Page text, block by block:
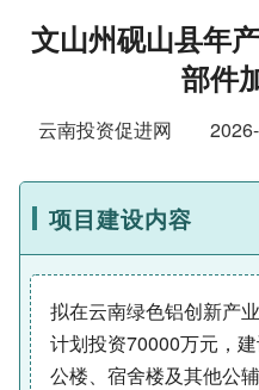
文山州砚山县年
部件
云南投资促进网
项目建设内容
拟在云南绿色铝创新产
计划投资70000万元，
公楼、宿舍楼及其他公